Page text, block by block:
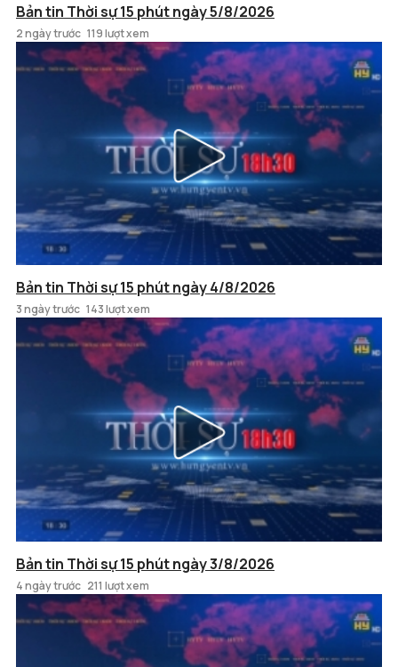
Bản tin Thời sự 15 phút ngày 5/8/2026
2 ngày trước 119 lượt xem
Bản tin Thời sự 15 phút ngày 4/8/2026
3 ngày trước 143 lượt xem
Bản tin Thời sự 15 phút ngày 3/8/2026
4 ngày trước 211 lượt xem